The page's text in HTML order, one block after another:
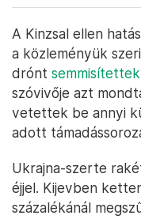
A Kinzsal ellen
a közleményük
drónt
szóvivője azt
vetettek be annyi
adott
Ukrajna-szerte
éjjel. Kijevben
százalékánál